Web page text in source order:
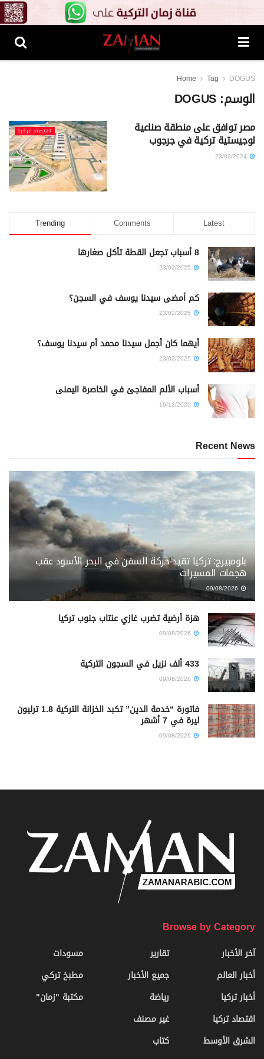
Home Tag DOGUS
الوسم:DOGUS
اقتصاد تركيا مصر توافق على منطقة صناعية
لوجيستية تركية في جرجوب
Trending Comments Latest
8 أسباب تجعل القطة تأكل صغارها
كم أمضى سيدنا يوسف في السجن؟
أيهما كان أجمل سيدنا محمد أم سيدنا يوسف؟
أسباب الألم المفاجئ في الخاصرة اليمنى
Recent News
بلومبيرج: تركيا تقيد حركة السفن في البحر الأسود عقب
هجمات المسيرات
هزة أرضية تضرب غازي عنتاب جنوب تركيا
433 ألف نزيل في السجون التركية
فاتورة “خدمة الدين” تكبد الخزانة التركية 1.8 ترليون
ليرة في 7 أشهر
Browse by Category
آخر الأخبار
أخبار العالم
أخبار تركيا
اقتصاد تركيا
الشرق الأوسط
تقارير
جميع الأخبار
رياضة
غير مصنف
كتاب
مسودات
مطبخ تركي
مكتبة "زمان"